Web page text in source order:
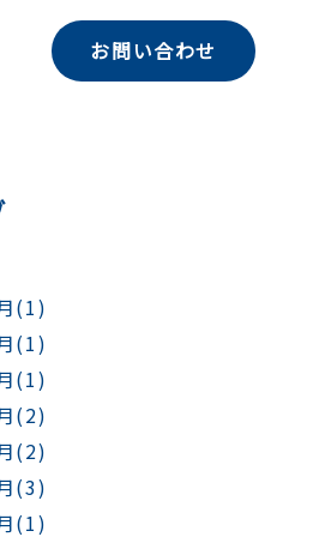
お問い合わせ
(1)
(1)
(1)
(2)
(2)
(3)
(1)